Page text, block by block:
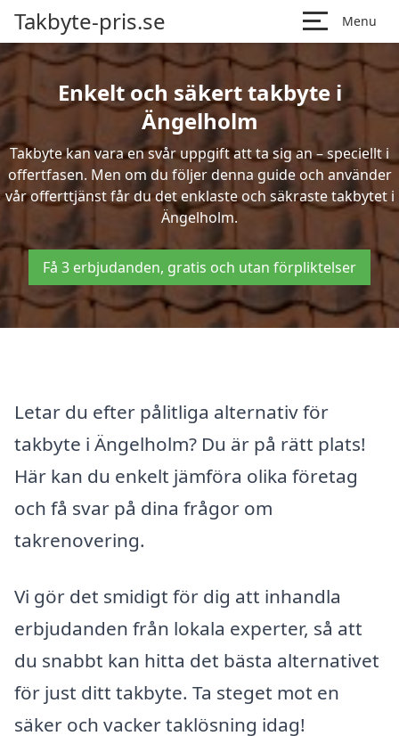
Takbyte-pris.se Menu
Enkelt och säkert takbyte i
Ängelholm
Takbyte kan vara en svår uppgift att ta sig an – speciellt i
offertfasen. Men om du följer denna guide och använder
vår offerttjänst får du det enklaste och säkraste takbytet i
Ängelholm.
Få 3 erbjudanden, gratis och utan förpliktelser
Letar du efter pålitliga alternativ för
takbyte i Ängelholm? Du är på rätt plats!
Här kan du enkelt jämföra olika företag
och få svar på dina frågor om
takrenovering.
Vi gör det smidigt för dig att inhandla
erbjudanden från lokala experter, så att
du snabbt kan hitta det bästa alternativet
för just ditt takbyte. Ta steget mot en
säker och vacker taklösning idag!